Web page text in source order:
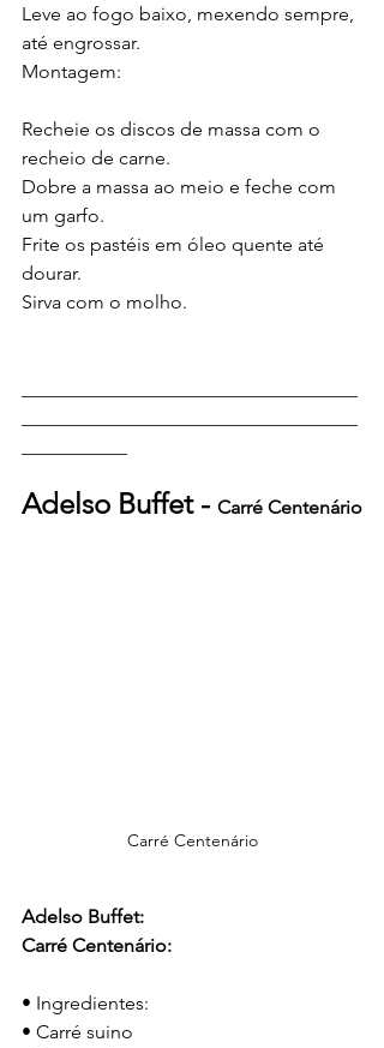
Leve ao fogo baixo, mexendo sempre,
até engrossar.
Montagem:
Recheie os discos de massa com o
recheio de carne.
Dobre a massa ao meio e feche com
um garfo.
Frite os pastéis em óleo quente até
dourar.
Sirva com o molho.
Adelso Buffet - Carré Centenário
Carré Centenário
Adelso Buffet:
Carré Centenário:
• Ingredientes:
• Carré suino